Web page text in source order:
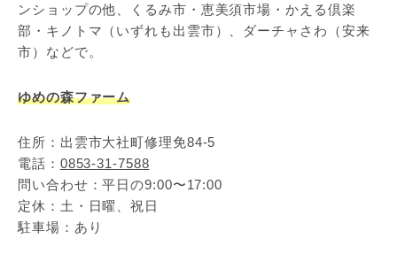
ンショップの他、くるみ市・恵美須市場・かえる倶楽
部・キノトマ（いずれも出雲市）、ダーチャさわ（安来
市）などで。
ゆめの森ファーム
住所：出雲市大社町修理免84-5
電話： 0853-31-7588
問い合わせ：平日の9:00〜17:00
定休：土・日曜、祝日
駐車場：あり